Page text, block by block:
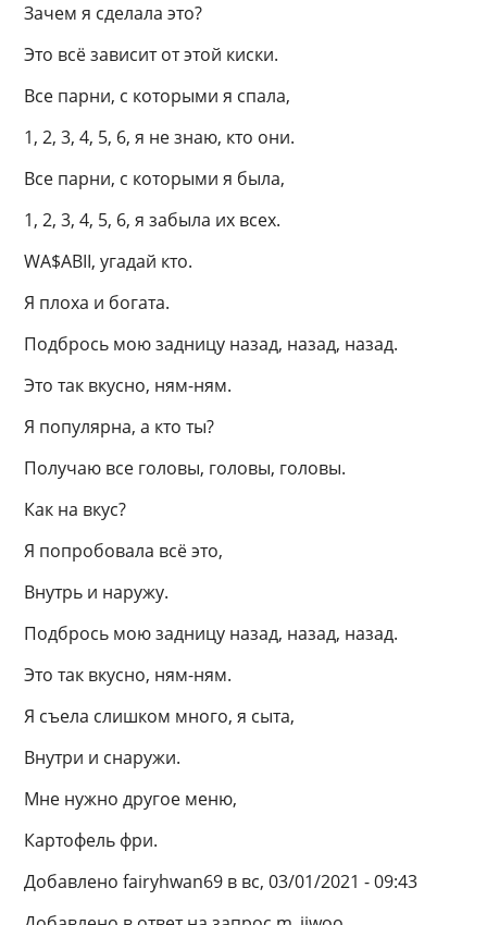
Зачем я сделала это?
Это всё зависит от этой киски.
Все парни, с которыми я спала,
1, 2, 3, 4, 5, 6, я не знаю, кто они.
Все парни, с которыми я была,
1, 2, 3, 4, 5, 6, я забыла их всех.
WA$ABII, угадай кто.
Я плоха и богата.
Подбрось мою задницу назад, назад, назад.
Это так вкусно, ням-ням.
Я популярна, а кто ты?
Получаю все головы, головы, головы.
Как на вкус?
Я попробовала всё это,
Внутрь и наружу.
Подбрось мою задницу назад, назад, назад.
Это так вкусно, ням-ням.
Я съела слишком много, я сыта,
Внутри и снаружи.
Мне нужно другое меню,
Картофель фри.
Добавлено fairyhwan69 в вс, 03/01/2021 - 09:43